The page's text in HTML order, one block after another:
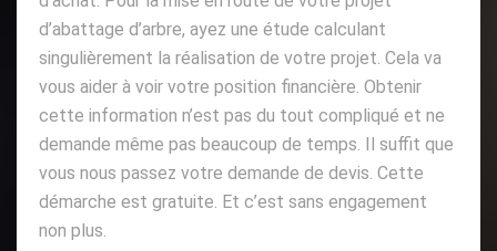
d’abattage d’arbre, ayez une étude calculant
singulièrement la réalisation de votre projet. Cela va
vous aider à voir votre position financière. Obtenir
cette information n’est pas du tout compliqué et ne
demande même pas beaucoup de temps. Il suffit que
vous nous passez votre demande de devis. Cette
démarche est gratuite. Et c’est sans engagement
non plus.